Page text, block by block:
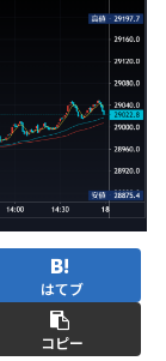
はてブ
コピー